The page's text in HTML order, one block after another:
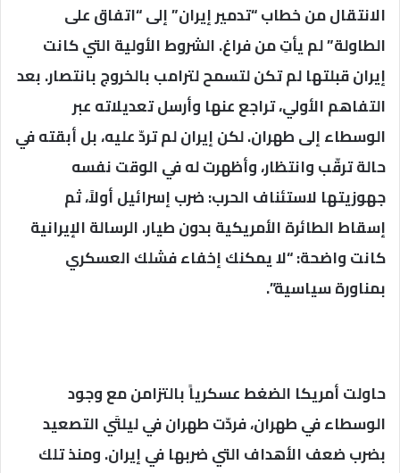
الانتقال من خطاب “تدمير إيران” إلى “اتفاق على
الطاولة” لم يأتِ من فراغ. الشروط الأولية التي كانت
إيران قبلتها لم تكن لتسمح لترامب بالخروج بانتصار. بعد
التفاهم الأولي، تراجع عنها وأرسل تعديلاته عبر
الوسطاء إلى طهران. لكن إيران لم تردّ عليه، بل أبقته في
حالة ترقّب وانتظار، وأظهرت له في الوقت نفسه
جهوزيتها لاستئناف الحرب: ضرب إسرائيل أولاً، ثم
إسقاط الطائرة الأمريكية بدون طيار. الرسالة الإيرانية
كانت واضحة: “لا يمكنك إخفاء فشلك العسكري
بمناورة سياسية”.
حاولت أمريكا الضغط عسكرياً بالتزامن مع وجود
الوسطاء في طهران، فردّت طهران في ليلتَي التصعيد
بضرب ضعف الأهداف التي ضربها في إيران. ومنذ تلك